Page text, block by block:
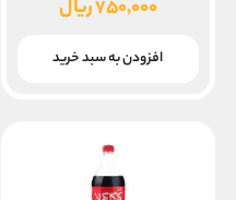
اصلی
بود.
۷۵۰,۰۰۰ریال
فعلی
افزودن به سبد خرید